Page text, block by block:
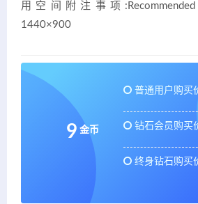
用空间附注事项:Recommended
1440×900
9 金币
普通用户购买
钻石会员购买
终身钻石购买